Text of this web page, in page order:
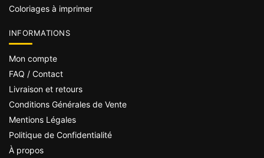
Coloriages à imprimer
INFORMATIONS
Mon compte
FAQ / Contact
Livraison et retours
Conditions Générales de Vente
Mentions Légales
Politique de Confidentialité
À propos